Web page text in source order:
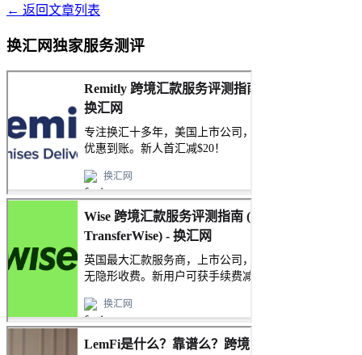
← 返回文章列表
换汇网独家服务测评